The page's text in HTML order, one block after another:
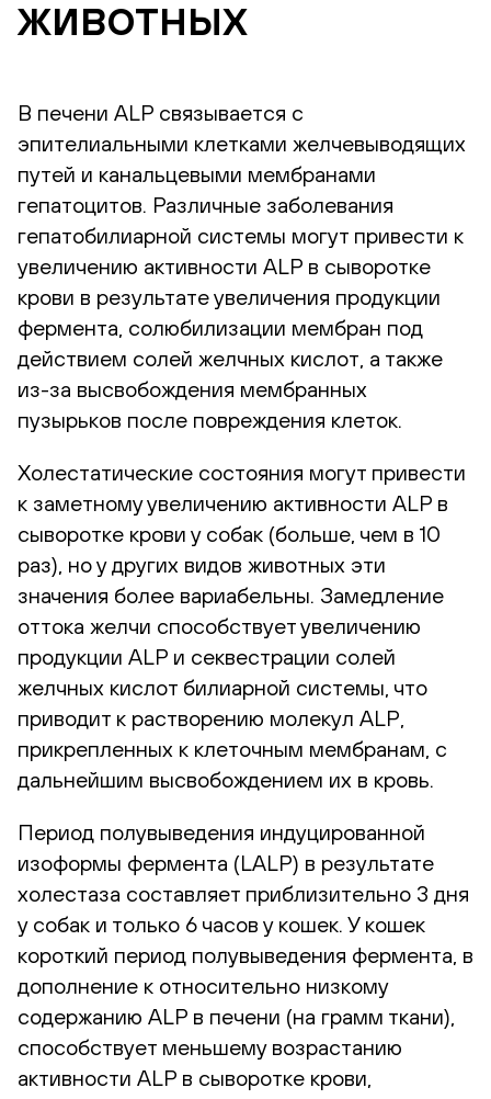
животных
В печени ALP связывается с
эпителиальными клетками желчевыводящих
путей и канальцевыми мембранами
гепатоцитов. Различные заболевания
гепатобилиарной системы могут привести к
увеличению активности ALP в сыворотке
крови в результате увеличения продукции
фермента, солюбилизации мембран под
действием солей желчных кислот, а также
из-за высвобождения мембранных
пузырьков после повреждения клеток.
Холестатические состояния могут привести
к заметному увеличению активности ALP в
сыворотке крови у собак (больше, чем в 10
раз), но у других видов животных эти
значения более вариабельны. Замедление
оттока желчи способствует увеличению
продукции ALP и секвестрации солей
желчных кислот билиарной системы, что
приводит к растворению молекул ALP,
прикрепленных к клеточным мембранам, с
дальнейшим высвобождением их в кровь.
Период полувыведения индуцированной
изоформы фермента (LALP) в результате
холестаза составляет приблизительно 3 дня
у собак и только 6 часов у кошек. У кошек
короткий период полувыведения фермента, в
дополнение к относительно низкому
содержанию ALP в печени (на грамм ткани),
способствует меньшему возрастанию
активности ALP в сыворотке крови,